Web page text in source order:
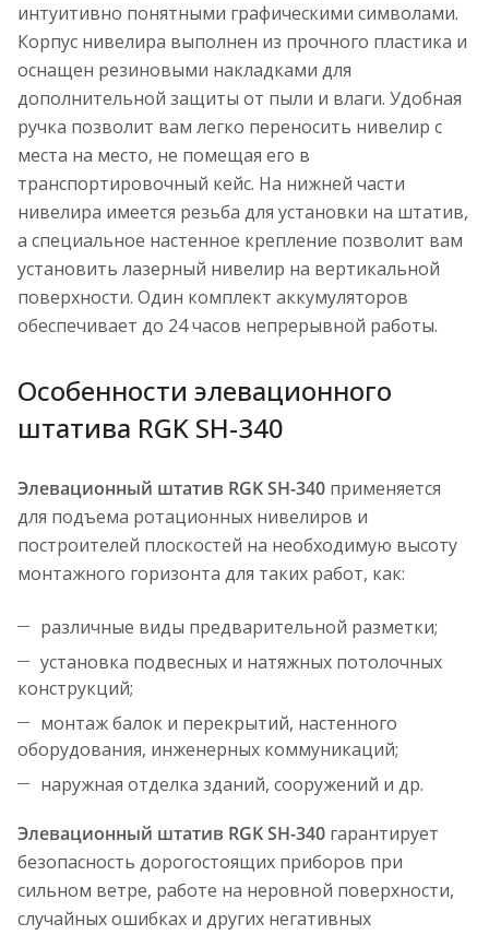
интуитивно понятными графическими символами.
Корпус нивелира выполнен из прочного пластика и
оснащен резиновыми накладками для
дополнительной защиты от пыли и влаги. Удобная
ручка позволит вам легко переносить нивелир с
места на место, не помещая его в
транспортировочный кейс. На нижней части
нивелира имеется резьба для установки на штатив,
а специальное настенное крепление позволит вам
установить лазерный нивелир на вертикальной
поверхности. Один комплект аккумуляторов
обеспечивает до 24 часов непрерывной работы.
Особенности элевационного
штатива RGK SH-340
Элевационный штатив RGK SH-340 применяется
для подъема ротационных нивелиров и
построителей плоскостей на необходимую высоту
монтажного горизонта для таких работ, как:
различные виды предварительной разметки;
установка подвесных и натяжных потолочных
конструкций;
монтаж балок и перекрытий, настенного
оборудования, инженерных коммуникаций;
наружная отделка зданий, сооружений и др.
Элевационный штатив RGK SH-340 гарантирует
безопасность дорогостоящих приборов при
сильном ветре, работе на неровной поверхности,
случайных ошибках и других негативных